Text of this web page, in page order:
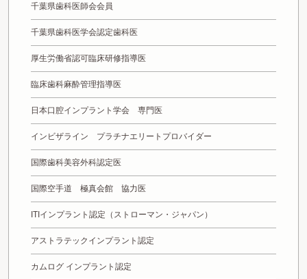
千葉県歯科医師会会員
千葉県歯科医学会認定歯科医
厚生労働省認可臨床研修指導医
臨床歯科麻酔管理指導医
日本口腔インプラント学会 専門医
インビザライン プラチナエリートプロバイダー
国際歯科美容外科認定医
国際空手道 極真会館 協力医
ITIインプラント認定（ストローマン・ジャパン）
アストラテックインプラント認定
カムログ インプラント認定